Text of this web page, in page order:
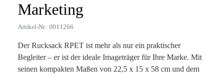
Marketing
Artikel-Nr.: 0011266
Der Rucksack RPET ist mehr als nur ein praktischer
Begleiter – er ist der ideale Imageträger für Ihre Marke. Mit
seinen kompakten Maßen von 22,5 x 15 x 58 cm und dem